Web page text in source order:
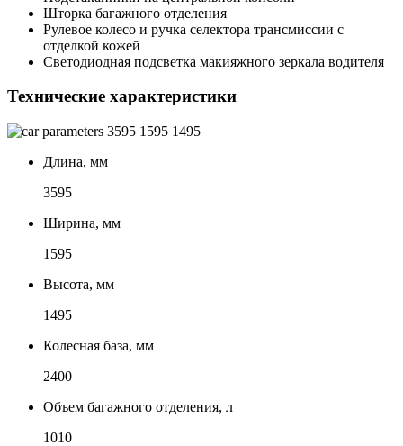
Шторка багажного отделения
Рулевое колесо и ручка селектора трансмиссии с
отделкой кожей
Светодиодная подсветка макияжного зеркала водителя
Технические характеристики
3595 1595 1495
Длина, мм
3595
Ширина, мм
1595
Высота, мм
1495
Колесная база, мм
2400
Объем багажного отделения, л
1010